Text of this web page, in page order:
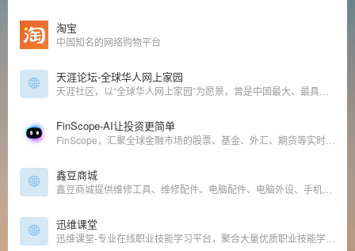
淘宝
中国知名的网络购物平台
天涯论坛-全球华人网上家园
FinScope-AI让投资更简单
鑫豆商城
迅维课堂